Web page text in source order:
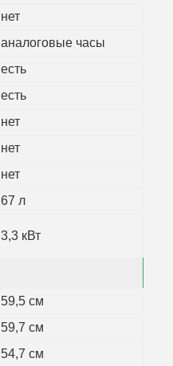
нет
аналоговые часы
есть
есть
нет
нет
нет
67 л
3,3 кВт
59,5 см
59,7 см
54,7 см